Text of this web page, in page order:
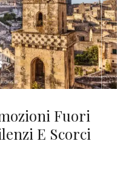
Fuori
E Scorci